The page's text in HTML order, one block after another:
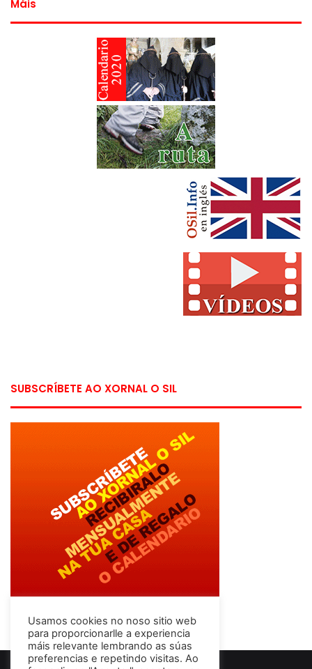
Máis
SUBSCRÍBETE AO XORNAL O SIL
Usamos cookies no noso sitio web
para proporcionarlle a experiencia
máis relevante lembrando as súas
preferencias e repetindo visitas. Ao